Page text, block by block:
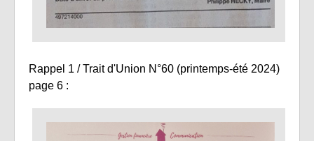
Rappel 1 / Trait d'Union N°60 (printemps-été 2024)
page 6 :